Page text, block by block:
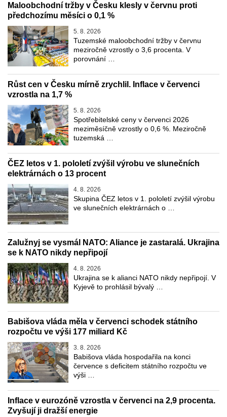
Maloobchodní tržby v Česku klesly v červnu proti
předchozímu měsíci o 0,1 %
5. 8. 2026
Tuzemské maloobchodní tržby v červnu
meziročně vzrostly o 3,6 procenta. V
porovnání …
Růst cen v Česku mírně zrychlil. Inflace v červenci
vzrostla na 1,7 %
5. 8. 2026
Spotřebitelské ceny v červenci 2026
meziměsíčně vzrostly o 0,6 %. Meziročně
tuzemská …
ČEZ letos v 1. pololetí zvýšil výrobu ve slunečních
elektrárnách o 13 procent
4. 8. 2026
Skupina ČEZ letos v 1. pololetí zvýšil výrobu
ve slunečních elektrárnách o …
Zalužnyj se vysmál NATO: Aliance je zastaralá. Ukrajina
se k NATO nikdy nepřipojí
4. 8. 2026
Ukrajina se k alianci NATO nikdy nepřipojí. V
Kyjevě to prohlásil bývalý …
Babišova vláda měla v červenci schodek státního
rozpočtu ve výši 177 miliard Kč
3. 8. 2026
Babišova vláda hospodařila na konci
července s deficitem státního rozpočtu ve
výši …
Inflace v eurozóně vzrostla v červenci na 2,9 procenta.
Zvyšují ji dražší energie